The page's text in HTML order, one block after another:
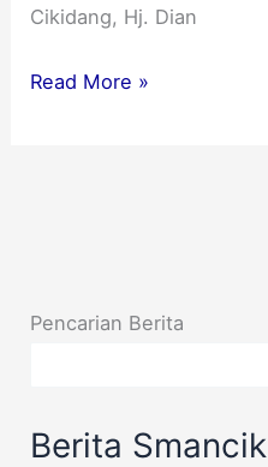
Cikidang, Hj. Dian
Read More »
Pencarian Berita
Berita Smancik